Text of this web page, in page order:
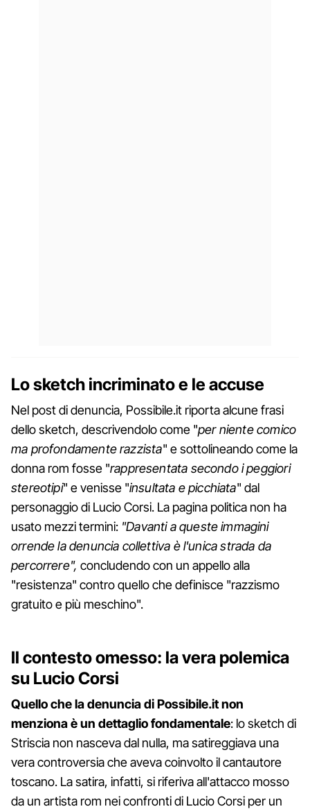
Lo sketch incriminato e le accuse
Nel post di denuncia, Possibile.it riporta alcune frasi
dello sketch, descrivendolo come "per niente comico
ma profondamente razzista" e sottolineando come la
donna rom fosse "rappresentata secondo i peggiori
stereotipi" e venisse "insultata e picchiata" dal
personaggio di Lucio Corsi. La pagina politica non ha
usato mezzi termini: "Davanti a queste immagini
orrende la denuncia collettiva è l'unica strada da
percorrere", concludendo con un appello alla
"resistenza" contro quello che definisce "razzismo
gratuito e più meschino".
Il contesto omesso: la vera polemica
su Lucio Corsi
Quello che la denuncia di Possibile.it non
menziona è un dettaglio fondamentale: lo sketch di
Striscia non nasceva dal nulla, ma satireggiava una
vera controversia che aveva coinvolto il cantautore
toscano. La satira, infatti, si riferiva all'attacco mosso
da un artista rom nei confronti di Lucio Corsi per un